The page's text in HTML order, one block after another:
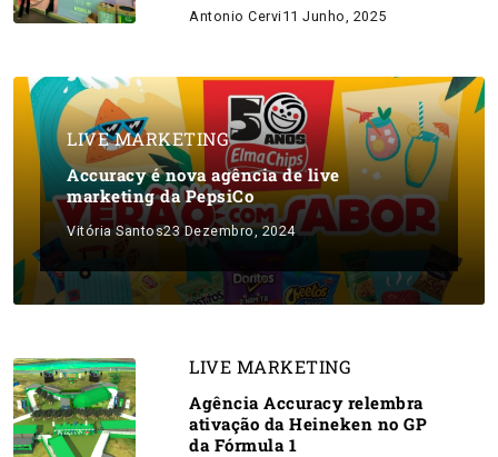
Antonio Cervi 11 Junho, 2025
LIVE MARKETING
Accuracy é nova agência de live
marketing da PepsiCo
Vitória Santos23 Dezembro, 2024
LIVE MARKETING
Agência Accuracy relembra
ativação da Heineken no GP
da Fórmula 1